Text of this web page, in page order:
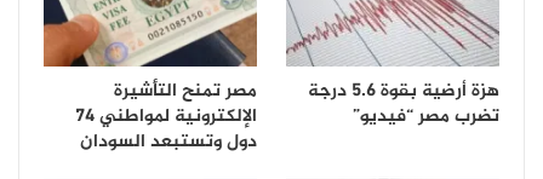
هزة أرضية بقوة 5.6 درجة
تضرب مصر “فيديو”
مصر تمنح التأشيرة
الإلكترونية لمواطني 74
دول وتستبعد السودان